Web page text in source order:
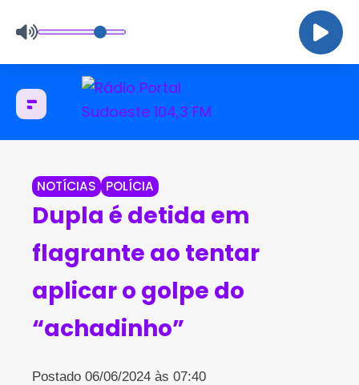
NOTÍCIAS POLÍCIA
Dupla é detida em
flagrante ao tentar
aplicar o golpe do
“achadinho”
Postado 06/06/2024 às 07:40